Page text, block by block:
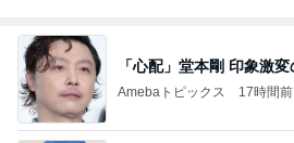
「心配」堂本剛 印象激
Amebaトピックス 17時間前